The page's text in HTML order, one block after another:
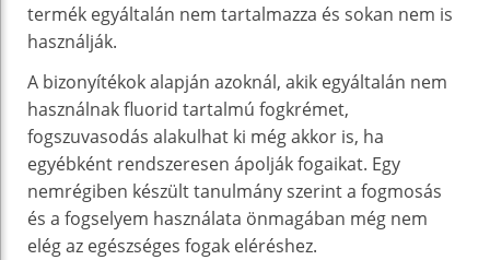
termék egyáltalán nem tartalmazza és sokan nem is
használják.
A bizonyítékok alapján azoknál, akik egyáltalán nem
használnak fluorid tartalmú fogkrémet,
fogszuvasodás alakulhat ki még akkor is, ha
egyébként rendszeresen ápolják fogaikat. Egy
nemrégiben készült tanulmány szerint a fogmosás
és a fogselyem használata önmagában még nem
elég az egészséges fogak eléréshez.